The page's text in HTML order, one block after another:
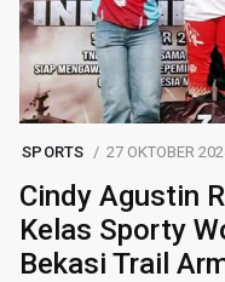
SPORTS 27 OKTOBER
Cindy Agustin
Kelas Sporty
Bekasi Trail